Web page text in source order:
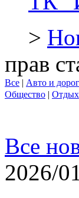
>
прав
Все | Авто и
Общество | Отдых
Все
2026/